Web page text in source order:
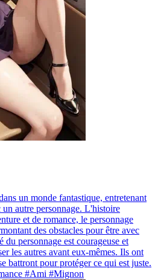
un monde fantastique, entretenant
autre personnage. L'histoire
et de romance, le personnage
des obstacles pour être avec
du personnage est courageuse et
les autres avant eux-mêmes. Ils ont
battront pour protéger ce qui est juste.
#Ami #Mignon